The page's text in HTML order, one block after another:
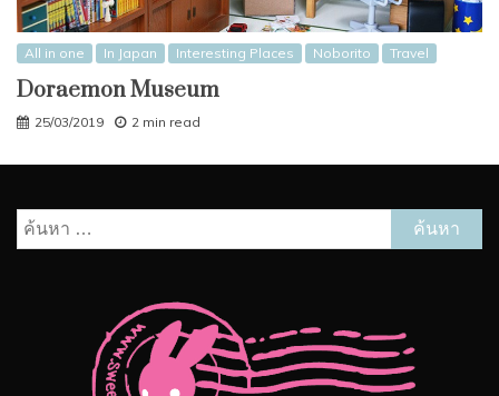
All in one In Japan Interesting Places Noborito Travel
Doraemon Museum
25/03/2019 2 min read
ค้นหา
สำหรับ: